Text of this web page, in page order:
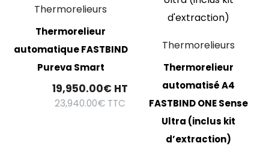
Thermorelieurs
Thermorelieur
automatique FASTBIND
Pureva Smart
19,950.00€ HT
23,940.00€ TTC
Thermorelieurs
Thermorelieur
automatisé A4
FASTBIND ONE Sense
Ultra (inclus kit
d’extraction)